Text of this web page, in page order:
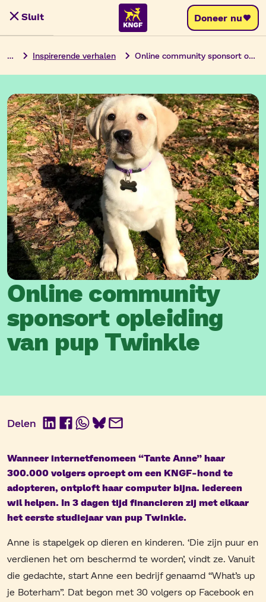
naar
inhoud
Menu Doneer nu
Sluit
… Inspirerende verhalen Online community sponsort opleiding van pup Twinkle
Online community
sponsort opleiding
van pup Twinkle
Delen
LinkedIn
Facebook
WhatsApp
BlueSky
E-
Wanneer internetfenomeen “Tante Anne” haar
300.000 volgers oproept om een KNGF-hond te
adopteren, ontploft haar computer bijna. Iedereen
wil helpen. In 3 dagen tijd financieren zij met elkaar
het eerste studiejaar van pup Twinkle.
Anne is stapelgek op dieren en kinderen. ‘Die zijn puur en
verdienen het om beschermd te worden’, vindt ze. Vanuit
die gedachte, start Anne een bedrijf genaamd “What’s up
je Boterham”. Dat begon met 30 volgers op Facebook en